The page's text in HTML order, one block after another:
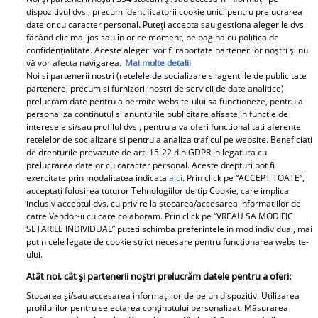
Urmărește-ne pe Facebook Like
Pariază responsabil! Decizia ONJN nr. 821/25.09.2025.
Jocurile de noroc sunt interzise minorilor.
Despre Unica.ro
Publicitate
Echipa Unica.ro
Contact
Știri
GSP
Avantaje
Viva
dispozitivul dvs., precum identificatorii cookie unici pentru prelucrarea
datelor cu caracter personal. Puteți accepta sau gestiona alegerile dvs.
făcând clic mai jos sau în orice moment, pe pagina cu politica de
confidențialitate. Aceste alegeri vor fi raportate partenerilor noștri și nu
vă vor afecta navigarea. Mai multe detalii
Noi si partenerii nostri (retelele de socializare si agentiile de publicitate
partenere, precum si furnizorii nostri de servicii de date analitice)
prelucram date pentru a permite website-ului sa functioneze, pentru a
personaliza continutul si anunturile publicitare afisate in functie de
interesele si/sau profilul dvs., pentru a va oferi functionalitati aferente
retelelor de socializare si pentru a analiza traficul pe website. Beneficiati
de drepturile prevazute de art. 15-22 din GDPR in legatura cu
prelucrarea datelor cu caracter personal. Aceste drepturi pot fi
exercitate prin modalitatea indicataaici. Prin click pe “ACCEPT TOATE”,
acceptati folosirea tuturor Tehnologiilor de tip Cookie, care implica
inclusiv acceptul dvs. cu privire la stocarea/accesarea informatiilor de
catre Vendor-ii cu care colaboram. Prin click pe “VREAU SA MODIFIC
SETARILE INDIVIDUAL” puteti schimba preferintele in mod individual, mai
putin cele legate de cookie strict necesare pentru functionarea website-
ului.
Atât noi, cât și partenerii noștri prelucrăm datele pentru a oferi:
Stocarea și/sau accesarea informațiilor de pe un dispozitiv. Utilizarea
profilurilor pentru selectarea conținutului personalizat. Măsurarea